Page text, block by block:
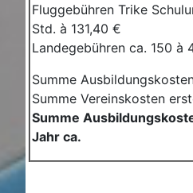
Fluggebühren Trike
Std. à 131,40 €
Landegebühren ca. 150 à
Summe
Summe Vereinskosten
Summe
Jahr ca.